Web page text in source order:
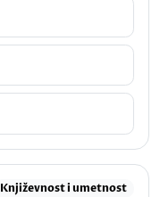
Književnost i umetnost